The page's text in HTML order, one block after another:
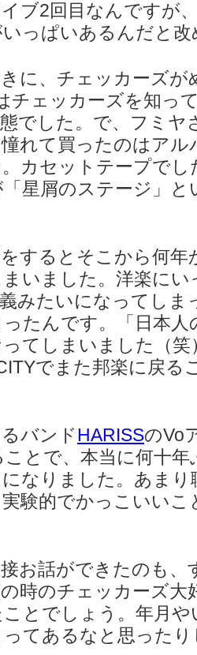
ブ2回目なんですが
っぱいあるんだと
に、チェッカーズが
チェッカーズを知っ
でした。で、フミヤ
れて買ったのはア
カセットテープでし
星屑のステージ」と
するとそこから何年
いました。洋楽に
みたいになってしま
たんです。「日本
てしまいました（笑
でまた邦楽に戻る
バンド HARISSのVo
ことで、本当に何十
なりました。あま
験的でかっこいいこ
お話ができたのも、
時のチェッカーズ大
とでしょう。年月
てあるなと思ったり